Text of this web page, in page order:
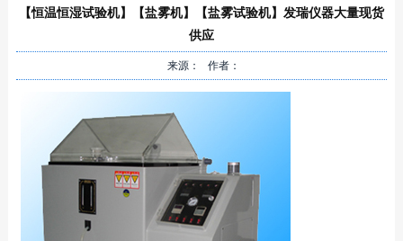
【恒温恒湿试验机】【盐雾机】【盐雾试验机】发瑞仪器大量现货
供应
来源： 作者：